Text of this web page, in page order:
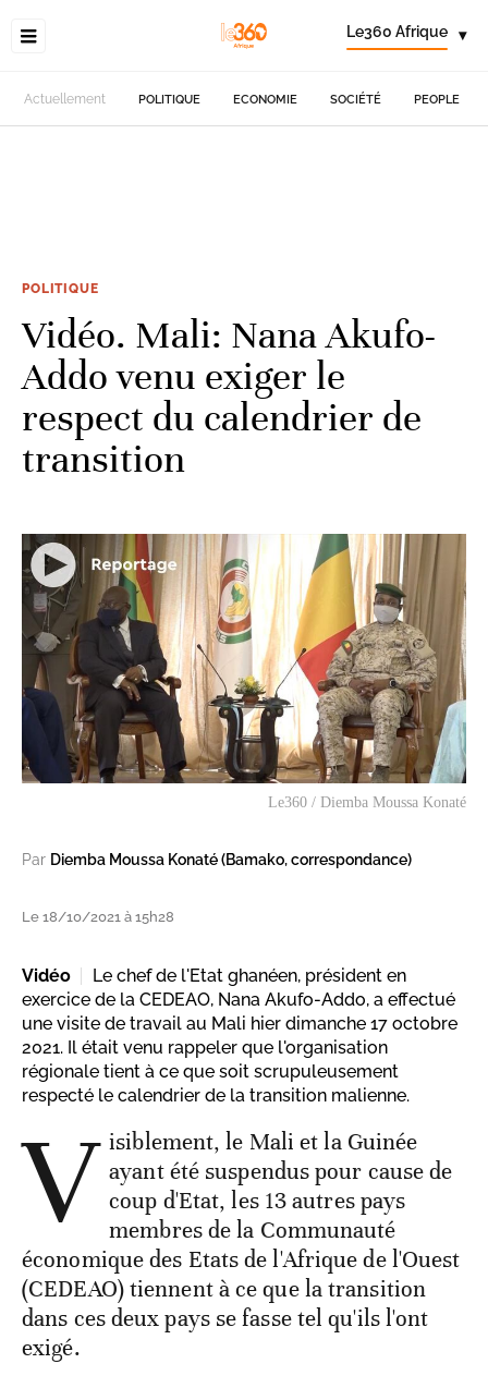
Le360 Afrique ▾
Actuellement POLITIQUE ECONOMIE SOCIÉTÉ PEOPLE
POLITIQUE
Vidéo. Mali: Nana Akufo-
Addo venu exiger le
respect du calendrier de
transition
Le360 / Diemba Moussa Konaté
Par Diemba Moussa Konaté (Bamako, correspondance)
Le 18/10/2021 à 15h28
Vidéo
Le chef de l'Etat ghanéen, président en
exercice de la CEDEAO, Nana Akufo-Addo, a effectué
une visite de travail au Mali hier dimanche 17 octobre
2021. Il était venu rappeler que l'organisation
régionale tient à ce que soit scrupuleusement
respecté le calendrier de la transition malienne.
V isiblement, le Mali et la Guinée
ayant été suspendus pour cause de
coup d'Etat, les 13 autres pays
membres de la Communauté
économique des Etats de l'Afrique de l'Ouest
(CEDEAO) tiennent à ce que la transition
dans ces deux pays se fasse tel qu'ils l'ont
exigé.